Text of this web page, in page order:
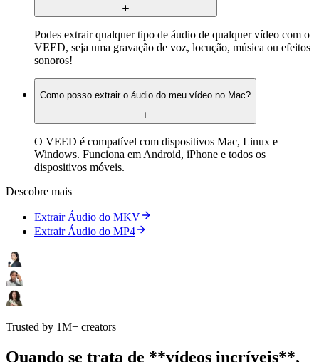
Podes extrair qualquer tipo de áudio de qualquer vídeo com o
VEED, seja uma gravação de voz, locução, música ou efeitos
sonoros!
Como posso extrair o áudio do meu vídeo no Mac?
O VEED é compatível com dispositivos Mac, Linux e
Windows. Funciona em Android, iPhone e todos os
dispositivos móveis.
Descobre mais
Extrair Áudio do MKV
Extrair Áudio do MP4
Trusted by 1M+ creators
Quando se trata de **vídeos incríveis**,